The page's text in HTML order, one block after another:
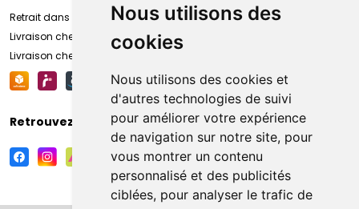
Nous utilisons des
cookies
Nous utilisons des cookies et
d'autres technologies de suivi
pour améliorer votre expérience
de navigation sur notre site, pour
vous montrer un contenu
personnalisé et des publicités
ciblées, pour analyser le trafic de
Retrait dans la pharmacie d’Amiens
Livraison chez vous
Livraison chez votre commerçant
Retrouvez-nous sur vos réseaux sociaux